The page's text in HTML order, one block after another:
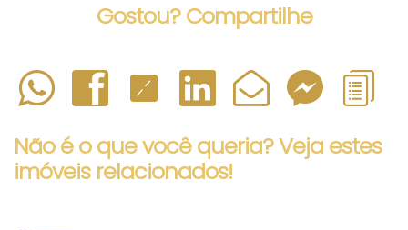
Gostou? Compartilhe
Não é o que você queria? Veja estes
imóveis relacionados!